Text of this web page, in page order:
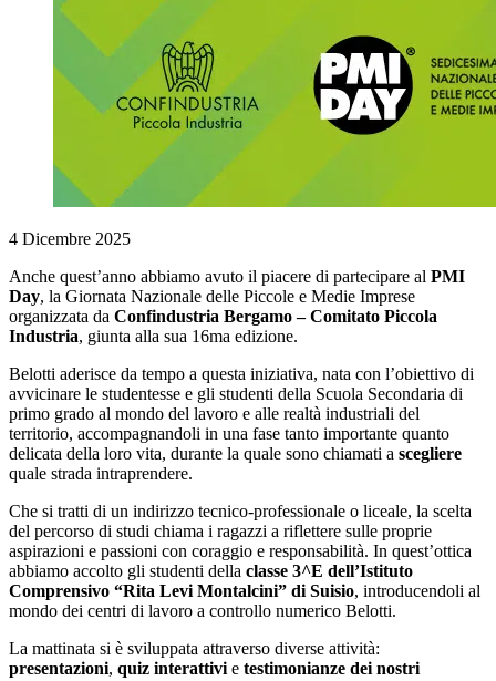
4 Dicembre 2025
Anche quest’anno abbiamo avuto il piacere di partecipare al PMI
Day, la Giornata Nazionale delle Piccole e Medie Imprese
organizzata da Confindustria Bergamo – Comitato Piccola
Industria, giunta alla sua 16ma edizione.
Belotti aderisce da tempo a questa iniziativa, nata con l’obiettivo di
avvicinare le studentesse e gli studenti della Scuola Secondaria di
primo grado al mondo del lavoro e alle realtà industriali del
territorio, accompagnandoli in una fase tanto importante quanto
delicata della loro vita, durante la quale sono chiamati a scegliere
quale strada intraprendere.
Che si tratti di un indirizzo tecnico-professionale o liceale, la scelta
del percorso di studi chiama i ragazzi a riflettere sulle proprie
aspirazioni e passioni con coraggio e responsabilità. In quest’ottica
abbiamo accolto gli studenti della classe 3^E dell’Istituto
Comprensivo “Rita Levi Montalcini” di Suisio, introducendoli al
mondo dei centri di lavoro a controllo numerico Belotti.
La mattinata si è sviluppata attraverso diverse attività:
presentazioni, quiz interattivi e testimonianze dei nostri